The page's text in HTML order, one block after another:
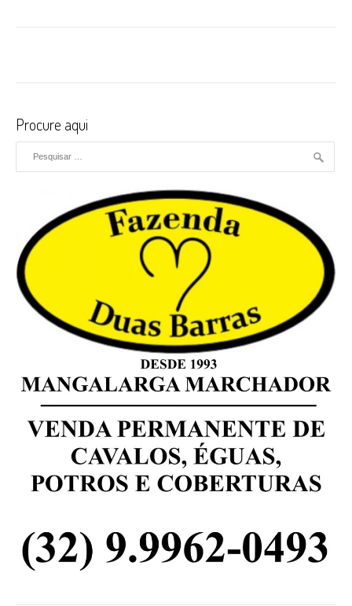
Procure aqui